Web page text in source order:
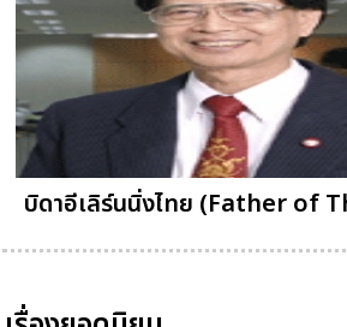
บิดาอีเลิร์นนิ่งไทย (Father of